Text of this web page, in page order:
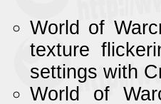
World of
texture
settings with
World of